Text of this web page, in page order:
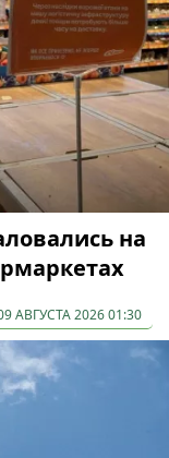
на
АВГУСТА 2026 01:30